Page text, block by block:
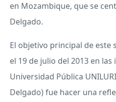
en Mozambique, que se
Delgado.
El objetivo principal de
el 19 de julio del 2013 en
Universidad Pública
Delgado) fue hacer una